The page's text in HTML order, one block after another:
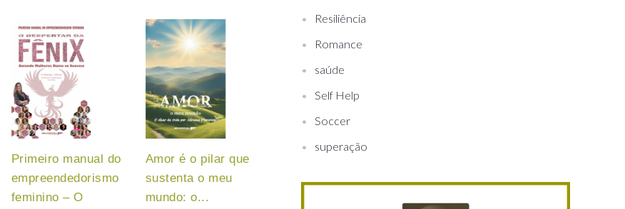
Primeiro manual do
empreendedorismo
feminino – O
Amor é o pilar que
sustenta o meu
mundo: o...
Resiliência
Romance
saúde
Self Help
Soccer
superação